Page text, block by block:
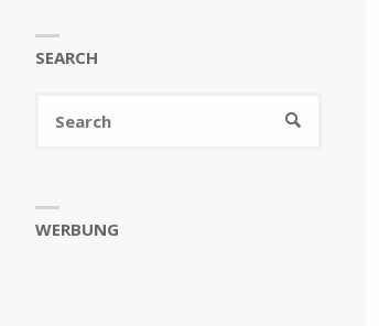
SEARCH
SEARCH
WERBUNG